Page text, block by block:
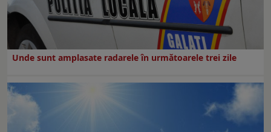
Unde sunt amplasate radarele în următoarele trei zile